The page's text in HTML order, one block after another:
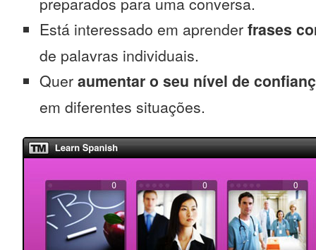
Está interessado em aprender frases
de palavras individuais.
Quer aumentar o seu nível de
em diferentes situações.